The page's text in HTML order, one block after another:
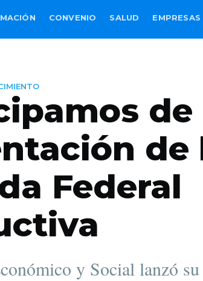
CONVENIO SALUD EMPRESAS
de
de
Federal
y Social lanzó